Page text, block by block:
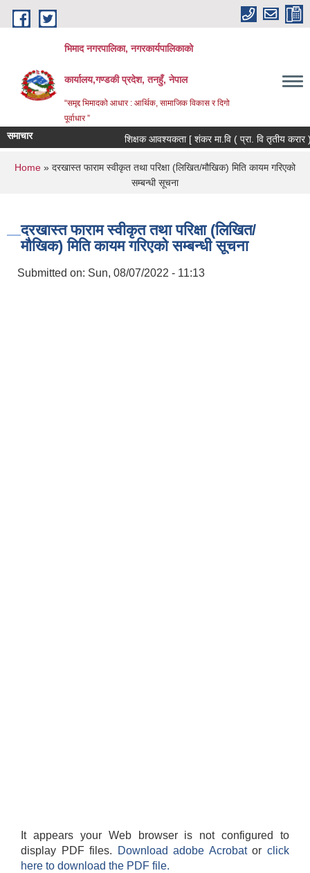
Skip to main content
भिमाद नगरपालिका, नगरकार्यपालिकाको
कार्यालय,गण्डकी प्रदेश, तनहुँ, नेपाल
“समृद्द भिमादको आधार : आर्थिक, सामाजिक विकास र दिगो
पूर्वाधार ”
समाचार शिक्षक आवश्यकता [ शंकर मा.वि ( प्रा. वि तृतीय करार ) ]
You are here
Home » दरखास्त फाराम स्वीकृत तथा परिक्षा (लिखित/मौखिक) मिति कायम गरिएको
सम्बन्धी सूचना
दरखास्त फाराम स्वीकृत तथा परिक्षा (लिखित/
मौखिक) मिति कायम गरिएको सम्बन्धी सूचना
Submitted on: Sun, 08/07/2022 - 11:13
It appears your Web browser is not configured to
display PDF files.
Download adobe Acrobatorclick
here to download the PDF file.